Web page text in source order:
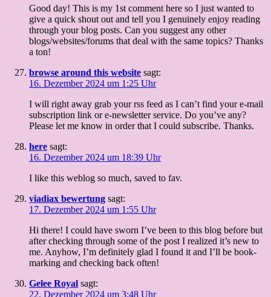
Good day! This is my 1st comment here so I just wanted to
give a quick shout out and tell you I genuinely enjoy reading
through your blog posts. Can you suggest any other
blogs/websites/forums that deal with the same topics? Thanks
a ton!
browse around this website sagt:
16. Dezember 2024 um 1:25 Uhr
I will right away grab your rss feed as I can’t find your e-mail
subscription link or e-newsletter service. Do you’ve any?
Please let me know in order that I could subscribe. Thanks.
here sagt:
16. Dezember 2024 um 18:39 Uhr
I like this weblog so much, saved to fav.
viadiax bewertung sagt:
17. Dezember 2024 um 1:55 Uhr
Hi there! I could have sworn I’ve been to this blog before but
after checking through some of the post I realized it’s new to
me. Anyhow, I’m definitely glad I found it and I’ll be book-
marking and checking back often!
Gelee Royal sagt:
22. Dezember 2024 um 3:48 Uhr